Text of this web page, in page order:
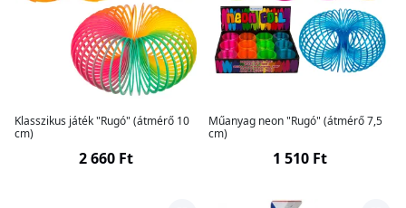
Klasszikus játék "Rugó" (átmérő 10
cm)
2 660 Ft
Műanyag neon "Rugó" (átmérő 7,5
cm)
1 510 Ft